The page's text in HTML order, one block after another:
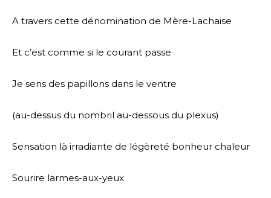
A travers cette dénomination de Mère-Lachaise
Et c’est comme si le courant passe
Je sens des papillons dans le ventre
(au-dessus du nombril au-dessous du plexus)
Sensation là irradiante de légèreté bonheur chaleur
Sourire larmes-aux-yeux